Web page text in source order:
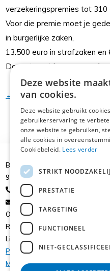
verzekeringspremies tot 310
Voor die premie moet je
in burgerlijke zaken,
13.500 euro in strafzaken en
De wet gaat in voege op 1
← Terug
Brusselsesteenweg 39
9050 Ledeberg
+32 9/224.43.77
gail@starinsurance.be
ON: 0844.017.982 - ON.
RPR. Gent afdeling Gent / RPR
Lid van de beroepsfederatie
Privacy- Polisvoorwaarden -
Maatschappijen-Assurmifid-
Deze website
van cookies.
Deze website gebruikt
gebruikerservaring te
onze website te gebruiken,
alle cookies in
Cookiebeleid. Lees verder
STRIKT
PRESTATIE
TARGETING
FUNCTIONEEL
NIET-